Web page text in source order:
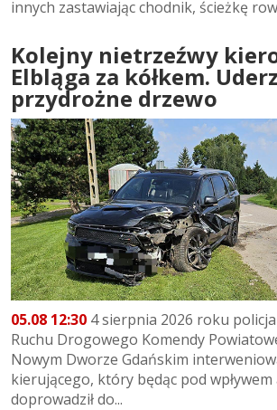
innych zastawiając chodnik, ścieżkę
Kolejny nietrzeźwy
Elbląga za kółkem.
przydrożne drzewo
05.08 12:30 4 sierpnia 2026 roku
Ruchu Drogowego Komendy
Nowym Dworze Gdańskim
kierującego, który będąc pod
doprowadził do...